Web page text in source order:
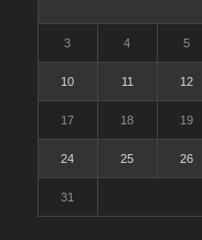
3 4 5
10 11 12
17 18 19
24 25 26
31